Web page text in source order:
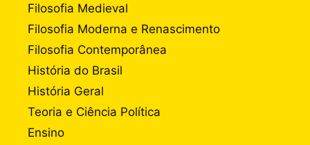
Filosofia Medieval
Filosofia Moderna e Renascimento
Filosofia Contemporânea
História do Brasil
História Geral
Teoria e Ciência Política
Ensino